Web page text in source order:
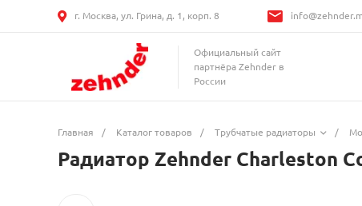
г. Москва, ул. Грина, д. 1, корп. 8
Официальный сайт
партнёра Zehnder в
России
Главная / Каталог товаров / Трубчатые радиаторы /
Радиатор Zehnder Charleston